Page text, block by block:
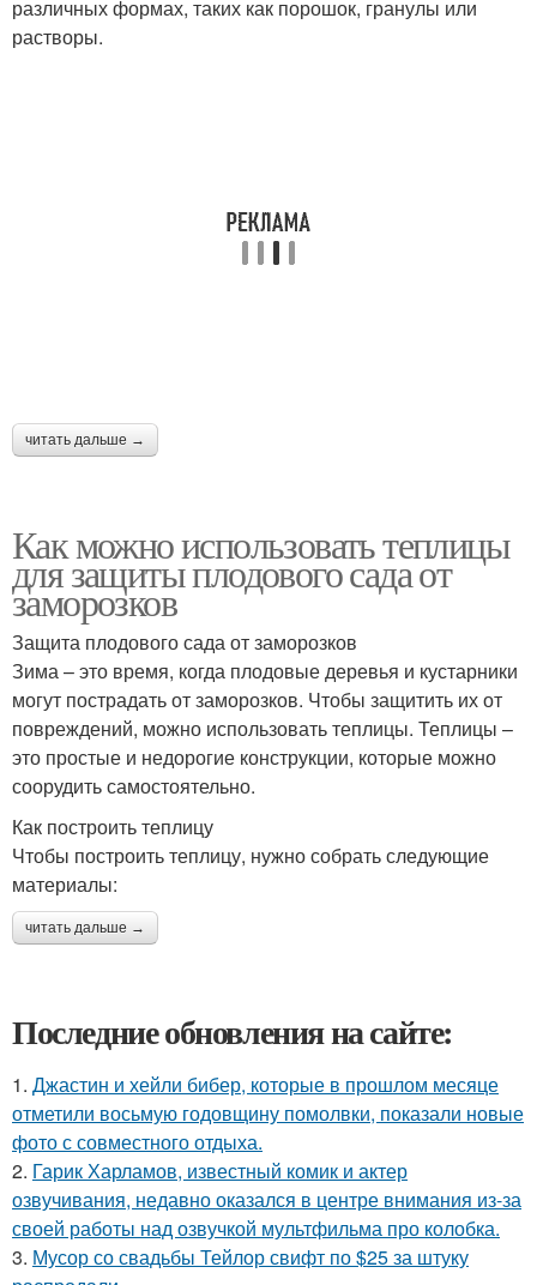
различных формах, таких как порошок, гранулы или
растворы.
читать дальше →
Как можно использовать теплицы
для защиты плодового сада от
заморозков
Защита плодового сада от заморозков
Зима – это время, когда плодовые деревья и кустарники
могут пострадать от заморозков. Чтобы защитить их от
повреждений, можно использовать теплицы. Теплицы –
это простые и недорогие конструкции, которые можно
соорудить самостоятельно.
Как построить теплицу
Чтобы построить теплицу, нужно собрать следующие
материалы:
читать дальше →
Последние обновления на сайте:
1. Джастин и хейли бибер, которые в прошлом месяце
отметили восьмую годовщину помолвки, показали новые
фото с совместного отдыха.
2. Гарик Харламов, известный комик и актер
озвучивания, недавно оказался в центре внимания из-за
своей работы над озвучкой мультфильма про колобка.
3. Мусор со свадьбы Тейлор свифт по $25 за штуку